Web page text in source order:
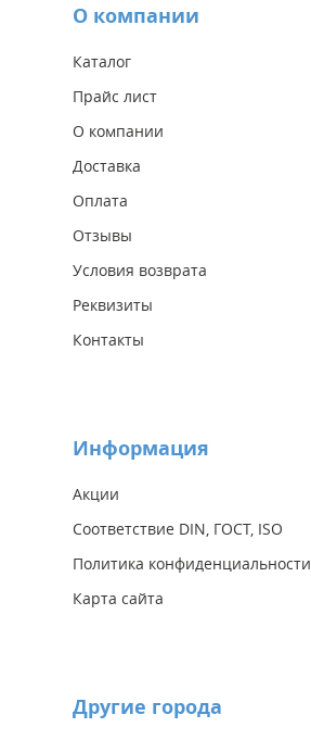
О компании
Каталог
Прайс лист
О компании
Доставка
Оплата
Отзывы
Условия возврата
Реквизиты
Контакты
Информация
Акции
Соответствие DIN, ГОСТ, ISO
Политика конфиденциальности
Карта сайта
Другие города